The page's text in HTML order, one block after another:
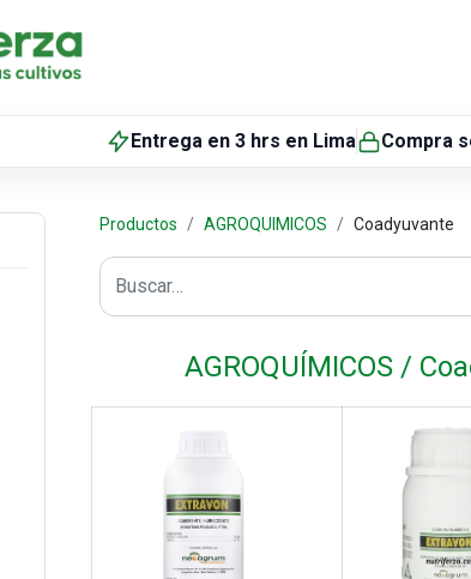
Entrega en 3 hrs en Lima Compra
Productos AGROQUIMICOS Coadyuvante
AGROQUÍMICOS /